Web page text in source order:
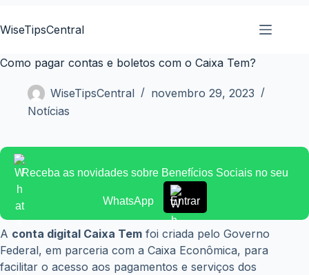
para
conteúdo
WiseTipsCentral
Como pagar contas e boletos com o Caixa Tem?
WiseTipsCentral
novembro 29, 2023
Notícias
Receba as novidades sobre Benefícios Sociais no seu
WhatsApp Entrar
A conta digital Caixa Tem foi criada pelo Governo
Federal, em parceria com a Caixa Econômica, para
facilitar o acesso aos pagamentos e serviços dos